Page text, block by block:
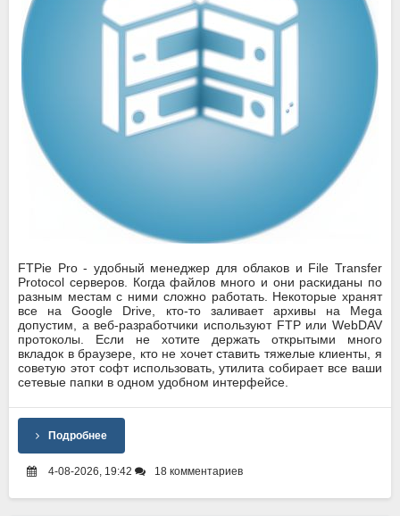
FTPie Pro - удобный менеджер для облаков и File Transfer
Protocol серверов. Когда файлов много и они раскиданы по
разным местам с ними сложно работать. Некоторые хранят
все на Google Drive, кто-то заливает архивы на Mega
допустим, а веб-разработчики используют FTP или WebDAV
протоколы. Если не хотите держать открытыми много
вкладок в браузере, кто не хочет ставить тяжелые клиенты, я
советую этот софт использовать, утилита собирает все ваши
сетевые папки в одном удобном интерфейсе.
Подробнее
4-08-2026, 19:42 18 комментариев